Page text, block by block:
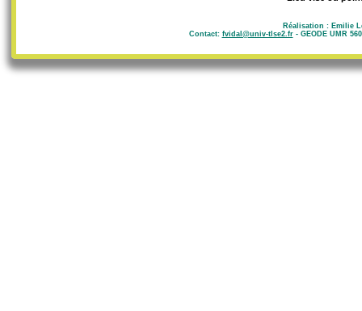
Réalisation : Emilie
Contact: fvidal@univ-tlse2.fr- GEODE UMR